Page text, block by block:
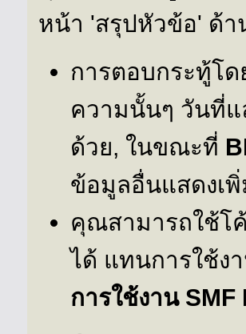
หน้า 'สรุปหัวข้อ' ด้า
การตอบกระทู้โ
ความนั้นๆ วันที่แ
ด้วย, ในขณะที่
ข้อมูลอื่นแสดงเพิ่
คุณสามารถใช้โ
ได้ แทนการใช้ง
การใช้งาน SMF